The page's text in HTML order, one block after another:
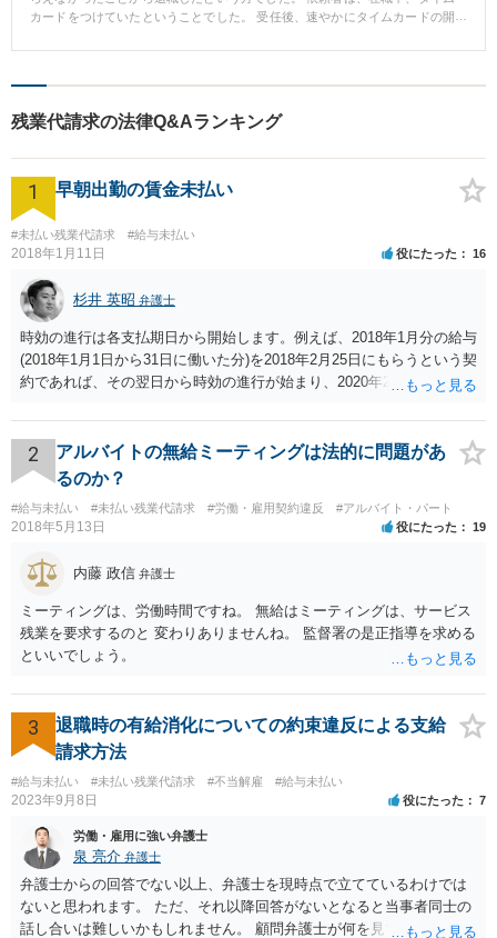
できました。 ※ご依頼者様の守秘義務の観点から、一部、内容を抽象化して
カードをつけていたということでした。 受任後、速やかにタイムカードの開
タイムカードの内容を確認すること（証拠保全）を申し立てました。 会社も
行となり、早期に依頼者が納得できる解決金を獲得できました。 証拠保全の
手続は必ずしも多くの弁護士が経験しているわけではないと思いますが、持
残業代請求の法律Q&Aランキング
1 早朝出勤の賃金未払い
#未払い残業代請求 #給与未払い
2018年1月11日 役にたった 16
杉井 英昭 弁護士
時効の進行は各支払期日から開始します。例えば、2018年1月分の給与
(2018年1月1日から31日に働いた分)を2018年2月25日にもらうという契
約であれば、その翌日から時効の進行が始まり、2020年2月25日の経
2
アルバイトの無給ミーティングは法的に問題があ
るのか？
#給与未払い #未払い残業代請求 #労働・雇用契約違反 #アルバイト・パート
2018年5月13日 役にたった 19
内藤 政信 弁護士
ミーティングは、労働時間ですね。 無給はミーティングは、サービス
残業を要求するのと 変わりありませんね。 監督署の是正指導を求める
といいでしょう。
3
退職時の有給消化についての約束違反による支給
請求方法
#給与未払い #未払い残業代請求 #不当解雇 #給与未払い
2023年9月8日 役にたった 7
労働・雇用に強い弁護士
泉 亮介 弁護士
弁護士からの回答でない以上、弁護士を現時点で立てているわけでは
ないと思われます。 ただ、それ以降回答がないとなると当事者同士の
話し合いは難しいかもしれません。 顧問弁護士が何を見て判断したの